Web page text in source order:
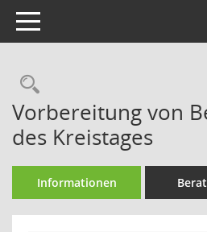
Toggle navigation
Rechercheauswahl
Vorbereitung von
des Kreistages
Informationen